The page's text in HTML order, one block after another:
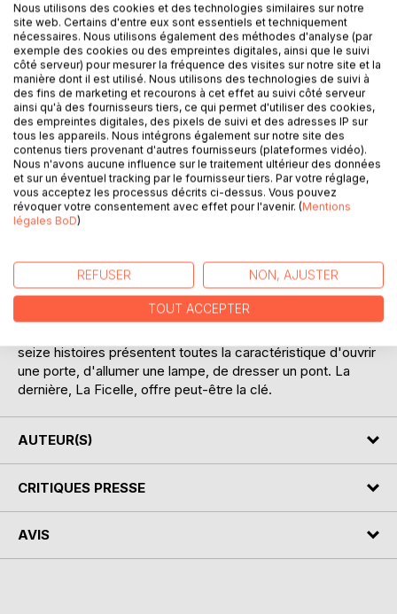
En pleine crise sanitaire du coronavirus, une bande de filles
décide d'aller cambrioler les luxueux appartements d'un
immeuble des quartiers chics désertés par leurs habitants
qui ont fui les miasmes de la ville pour aller vivre le
confinement dans leur résidence secondaire, à l'aise, au
vert ou en bord de mer, prenant le risque de contaminer
d'autres régions. Un type s'incruste chez une jeune
femme, se retrouve confiné avec elle et prend le pouvoir
sur elle...
Un quinquagénaire abîmé par l'alcool et habité par un
sentiment profond d'échec s'attache à un jeune apprenti
sans perspectives. Une petite fille solaire vient trouver le
toujours à courir, à assurer au bureau, comme à la maison.
En ce soir de fin du Ramadan, elle subit la pression de tous
ceux qui croient pouvoir lui dicter sa conduite.
Seize nouvelles en trois temps : les temps du confinement,
seize histoires présentent toutes la caractéristique d'ouvrir
une porte, d'allumer une lampe, de dresser un pont. La
dernière, La Ficelle, offre peut-être la clé.
AUTEUR(S)
CRITIQUES PRESSE
AVIS
Nous utilisons des cookies et des technologies similaires sur notre
site web. Certains d'entre eux sont essentiels et techniquement
nécessaires. Nous utilisons également des méthodes d'analyse (par
exemple des cookies ou des empreintes digitales, ainsi que le suivi
côté serveur) pour mesurer la fréquence des visites sur notre site et la
manière dont il est utilisé. Nous utilisons des technologies de suivi à
des fins de marketing et recourons à cet effet au suivi côté serveur
ainsi qu'à des fournisseurs tiers, ce qui permet d'utiliser des cookies,
des empreintes digitales, des pixels de suivi et des adresses IP sur
tous les appareils. Nous intégrons également sur notre site des
contenus tiers provenant d'autres fournisseurs (plateformes vidéo).
Nous n'avons aucune influence sur le traitement ultérieur des données
et sur un éventuel tracking par le fournisseur tiers. Par votre réglage,
vous acceptez les processus décrits ci-dessus. Vous pouvez
révoquer votre consentement avec effet pour l'avenir. (Mentions
légales BoD)
REFUSER NON, AJUSTER
TOUT ACCEPTER